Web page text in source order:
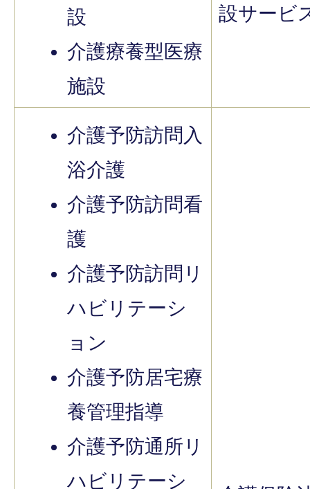
設
介護療養型医療
施設
設サービ
介護予防訪問入
浴介護
介護予防訪問看
護
介護予防訪問リ
ハビリテーシ
ョン
介護予防居宅療
養管理指導
介護予防通所リ
ハビリテーシ